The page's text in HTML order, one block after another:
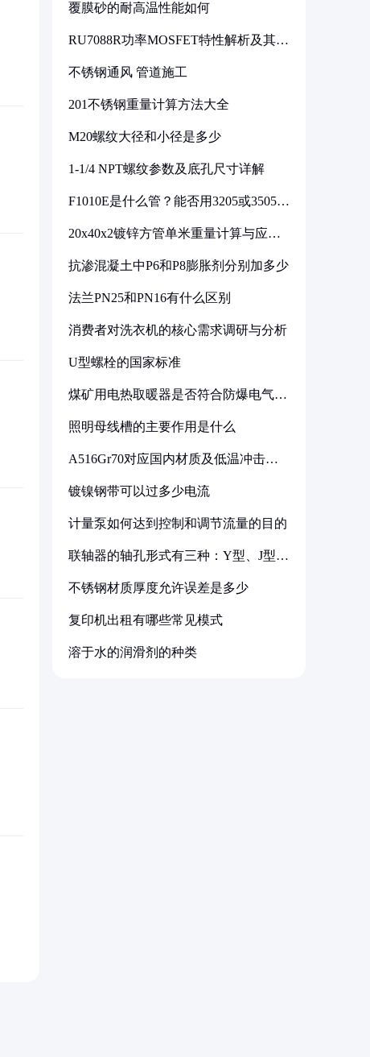
覆膜砂的耐高温性能如何
RU7088R功率MOSFET特性解析及其在
不锈钢通风 管道施工
201不锈钢重量计算方法大全
M20螺纹大径和小径是多少
1-1/4 NPT螺纹参数及底孔尺寸详解
F1010E是什么管？能否用3205或3505代
20x40x2镀锌方管单米重量计算与应用
抗渗混凝土中P6和P8膨胀剂分别加多少
法兰PN25和PN16有什么区别
消费者对洗衣机的核心需求调研与分析
U型螺栓的国家标准
煤矿用电热取暖器是否符合防爆电气设
照明母线槽的主要作用是什么
A516Gr70对应国内材质及低温冲击要
镀镍钢带可以过多少电流
计量泵如何达到控制和调节流量的目的
联轴器的轴孔形式有三种：Y型、J型、
不锈钢材质厚度允许误差是多少
复印机出租有哪些常见模式
溶于水的润滑剂的种类